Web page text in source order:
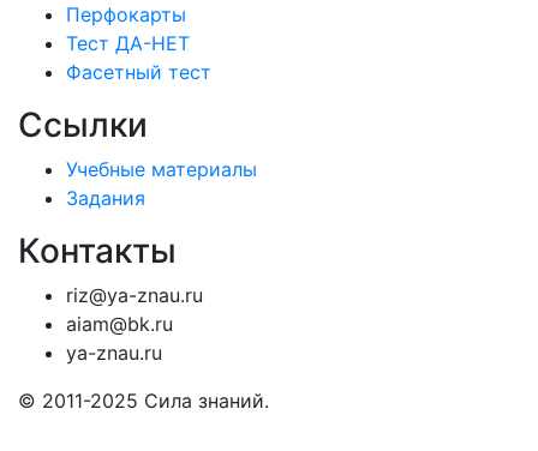
Перфокарты
Тест ДА-НЕТ
Фасетный тест
Ссылки
Учебные материалы
Задания
Контакты
riz@ya-znau.ru
aiam@bk.ru
ya-znau.ru
© 2011-2025 Сила знаний.